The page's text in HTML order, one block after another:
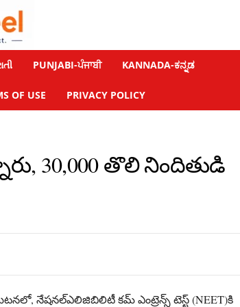
PUNJABI-ਪੰਜਾਬੀ KANNADA-ಕನ್ನಡ
OF USE PRIVACY POLICY
30,000 తొలి నిందితుడి
నేషనల్ఎలిజిబిలిటీ కమ్ ఎంట్రెన్స్ టెస్ట్ (NEET)కి